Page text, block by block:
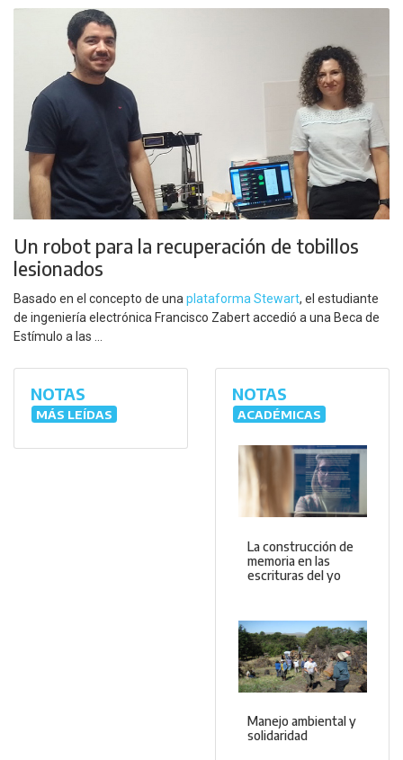
Un robot para la recuperación de tobillos
lesionados
Basado en el concepto de una plataforma Stewart, el estudiante
de ingeniería electrónica Francisco Zabert accedió a una Beca de
Estímulo a las ...
NOTAS
MÁS LEÍDAS
NOTAS
ACADÉMICAS
La construcción de
memoria en las
escrituras del yo
Manejo ambiental y
solidaridad